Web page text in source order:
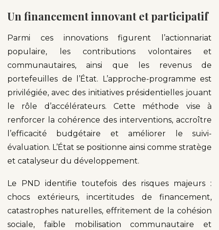
Un financement innovant et participatif
Parmi ces innovations figurent l’actionnariat
populaire, les contributions volontaires et
communautaires, ainsi que les revenus de
portefeuilles de l’État. L’approche-programme est
privilégiée, avec des initiatives présidentielles jouant
le rôle d’accélérateurs. Cette méthode vise à
renforcer la cohérence des interventions, accroître
l’efficacité budgétaire et améliorer le suivi-
évaluation. L’État se positionne ainsi comme stratège
et catalyseur du développement.
Le PND identifie toutefois des risques majeurs :
chocs extérieurs, incertitudes de financement,
catastrophes naturelles, effritement de la cohésion
sociale, faible mobilisation communautaire et